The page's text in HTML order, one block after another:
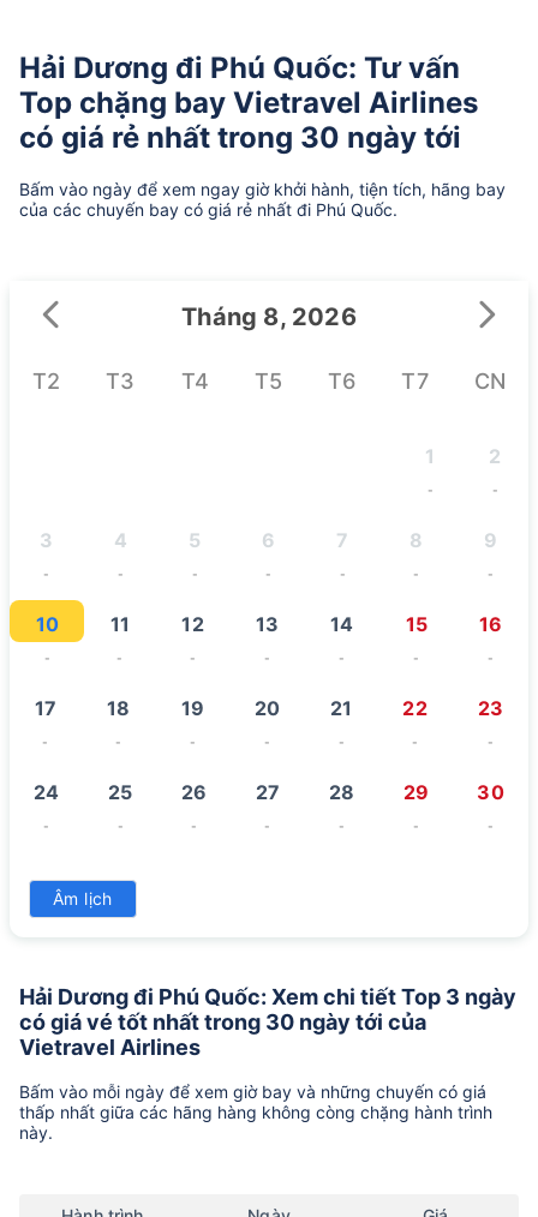
Hải Dương đi Phú Quốc: Tư vấn
Top chặng bay Vietravel Airlines
có giá rẻ nhất trong 30 ngày tới
Bấm vào ngày để xem ngay giờ khởi hành, tiện tích, hãng bay
của các chuyến bay có giá rẻ nhất đi Phú Quốc.
Tháng 8, 2026
T2 T3 T4 T5 T6 T7 CN
1
-
2
-
3
-
4
-
5
-
6
-
7
-
8
-
9
-
10
-
11
-
12
-
13
-
14
-
15
-
16
-
17
-
18
-
19
-
20
-
21
-
22
-
23
-
24
-
25
-
26
-
27
-
28
-
29
-
30
-
31
Âm lịch
Hải Dương đi Phú Quốc: Xem chi tiết Top 3 ngày
có giá vé tốt nhất trong 30 ngày tới của
Vietravel Airlines
Bấm vào mỗi ngày để xem giờ bay và những chuyến có giá
thấp nhất giữa các hãng hàng không còng chặng hành trình
này.